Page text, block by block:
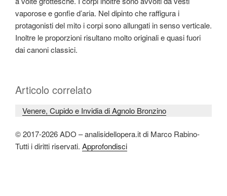
vaporose e gonfie d’aria. Nel dipinto che raffigura i
protagonisti del mito i corpi sono allungati in senso verticale.
Inoltre le proporzioni risultano molto originali e quasi fuori
dai canoni classici.
Articolo correlato
Venere, Cupido e Invidia di Agnolo Bronzino
© 2017-2026 ADO – analisidellopera.it di Marco Rabino-
Tutti i diritti riservati. Approfondisci